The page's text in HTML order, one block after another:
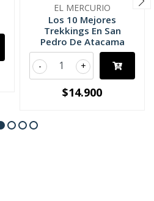
EL MERCURIO
Los 10 Mejores
Trekkings En San
Pedro De Atacama
+
-
$14.900